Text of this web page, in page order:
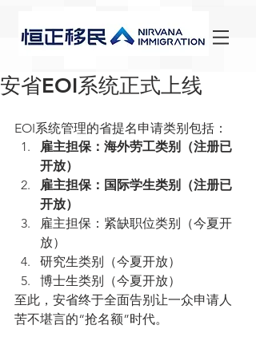
安省EOI系统正式上线
EOI系统管理的省提名申请类别包括：
雇主担保：海外劳工类别（注册已
开放）
雇主担保：国际学生类别（注册已
开放）
雇主担保：紧缺职位类别（今夏开
放）
研究生类别（今夏开放）
博士生类别（今夏开放）
至此，安省终于全面告别让一众申请人
苦不堪言的“抢名额”时代。